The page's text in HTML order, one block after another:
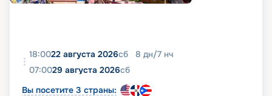
18:0022 августа 2026сб 8 дн/7 нч
07:0029 августа 2026сб
Вы посетите 3 страны: